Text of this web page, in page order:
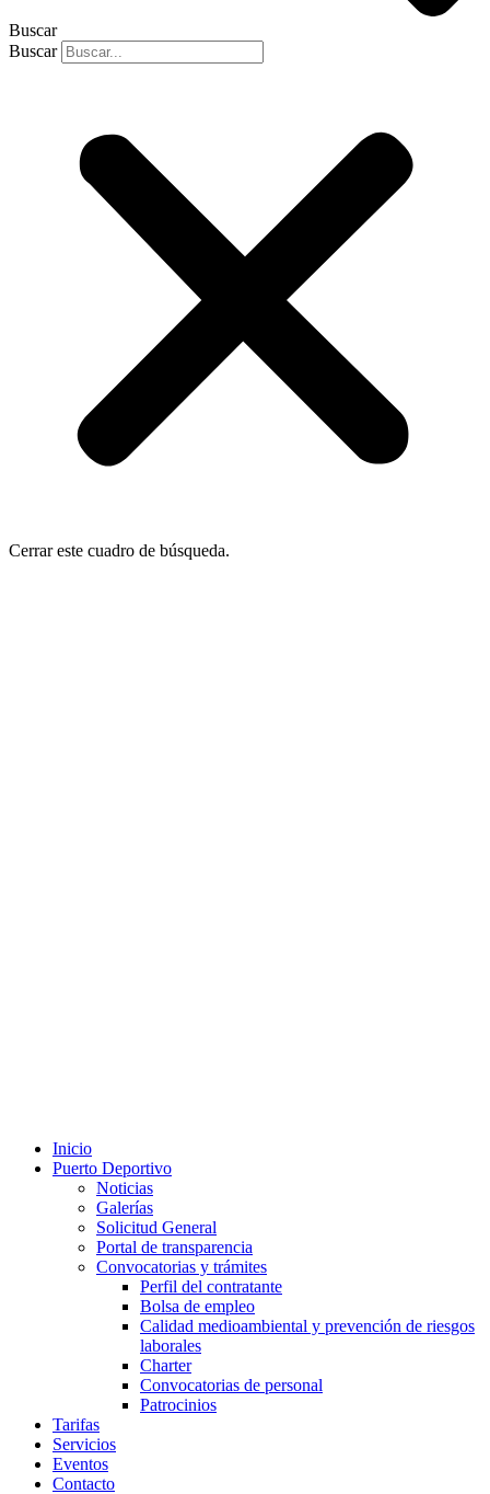
Buscar
Buscar
Cerrar este cuadro de búsqueda.
Inicio
Puerto Deportivo
Noticias
Galerías
Solicitud General
Portal de transparencia
Convocatorias y trámites
Perfil del contratante
Bolsa de empleo
Calidad medioambiental y prevención de riesgos
laborales
Charter
Convocatorias de personal
Patrocinios
Tarifas
Servicios
Eventos
Contacto